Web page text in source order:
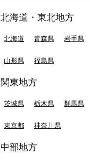
北海道・東北地方
北海道 青森県 岩手県
山形県 福島県
関東地方
茨城県 栃木県 群馬県
東京都 神奈川県
中部地方